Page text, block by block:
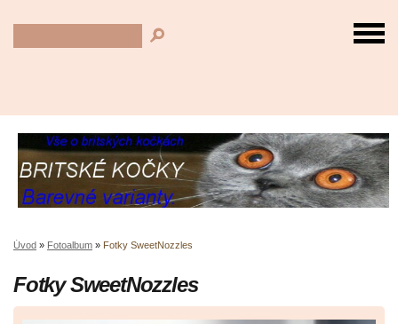
Úvod » Fotoalbum » Fotky SweetNozzles
Fotky SweetNozzles